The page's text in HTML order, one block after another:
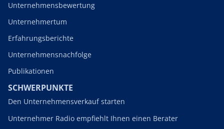
Unternehmensbewertung
Unternehmertum
Erfahrungsberichte
Unternehmensnachfolge
Publikationen
SCHWERPUNKTE
Den Unternehmensverkauf starten
Unternehmer Radio empfiehlt Ihnen einen Berater